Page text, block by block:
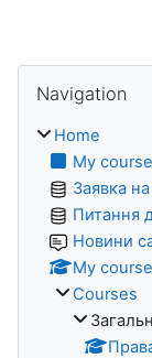
Blocks
Navigation
Home
My
Заявка
Питання
Новини
My
Courses